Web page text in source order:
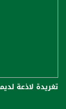
تغريدة لاذعة